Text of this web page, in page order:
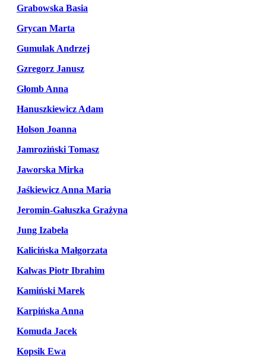
Grabowska Basia
Grycan Marta
Gumulak Andrzej
Gzregorz Janusz
Głomb Anna
Hanuszkiewicz Adam
Holson Joanna
Jamroziński Tomasz
Jaworska Mirka
Jaśkiewicz Anna Maria
Jeromin-Gałuszka Grażyna
Jung Izabela
Kalicińska Małgorzata
Kalwas Piotr Ibrahim
Kamiński Marek
Karpińska Anna
Komuda Jacek
Kopsik Ewa